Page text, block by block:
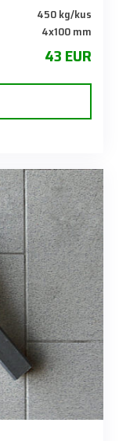
450 kg/kus
4x100 mm
43 EUR